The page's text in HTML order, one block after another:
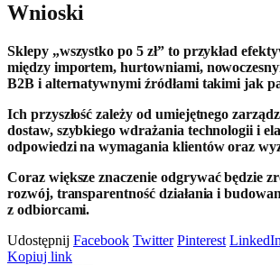
Wnioski
Sklepy „wszystko po 5 zł” to przykład
między importem, hurtowniami,
B2B i alternatywnymi źródłami takimi jak
Ich przyszłość zależy od umiejętnego
dostaw, szybkiego wdrażania technologii i
odpowiedzi na wymagania klientów oraz
Coraz większe znaczenie odgrywać będzie
rozwój, transparentność działania i
z odbiorcami.
Udostępnij Facebook Twitter Pinterest LinkedIn
Kopiuj link